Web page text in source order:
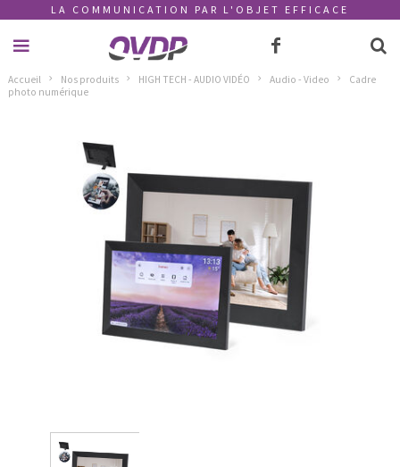
LA COMMUNICATION PAR L'OBJET EFFICACE
Accueil Nos produits HIGH TECH - AUDIO VIDÉO Audio - Video
Cadre
photo numérique